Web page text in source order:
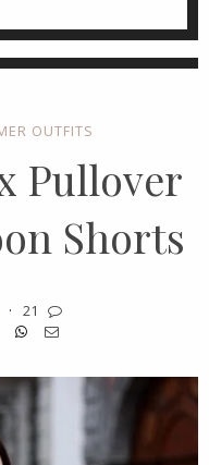
OUTFITS
Pullover
Shorts
·
21